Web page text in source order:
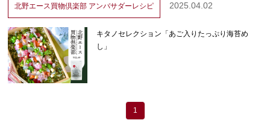
北野エース買物倶楽部 アンバサダーレシピ 2025.04.02
キタノセレクション「あご入りたっぷり海苔め
し」
1